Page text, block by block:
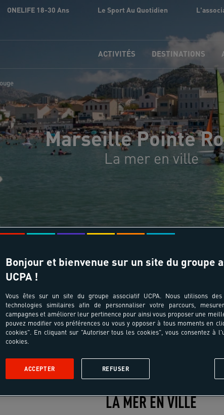
ONELIFE 18-30 Ans Le Sport Au Quotidien
ACTIVITÉS DESTINATIONS
Marseille Pointe
La mer en ville
LA MER EN VILLE
Bonjour et bienvenue sur un site du groupe
UCPA !
Vous êtes sur un site du groupe associatif UCPA. Nous utilisons
technologies similaires afin de personnaliser votre parcours,
campagnes et améliorer leur pertinence pour ainsi vous proposer une
pouvez modifier vos préférences ou vous y opposer à tous moments en
cookies". En cliquant sur "Autoriser tous les cookies", vous consentez à
cookies.
REFUSER
ACCEPTER